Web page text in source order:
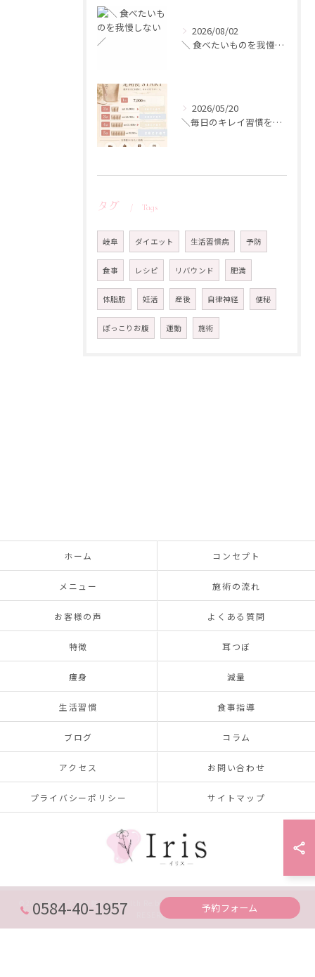
2026/08/02
＼ 食べたいものを我慢しない ／
2026/05/20
＼毎日のキレイ習慣を、もっとお得に／
タグ Tags
岐阜 ダイエット 生活習慣病 予防
食事 レシピ リバウンド 肥満
体脂肪 妊活 産後 自律神経 便秘
ぽっこりお腹 運動 施術
0584-40-1957 予約フォーム
ホーム コンセプト
メニュー 施術の流れ
お客様の声 よくある質問
特徴 耳つぼ
痩身 減量
生活習慣 食事指導
ブログ コラム
アクセス お問い合わせ
プライバシーポリシー サイトマップ
© 2026 耳から不調を整える Health Re:body salon Iris ～イリス～ ALL RIGHTS
RESERVED.